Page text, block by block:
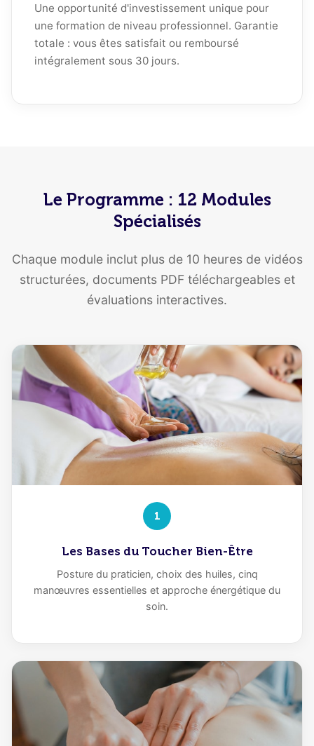
Une opportunité d'investissement unique pour
une formation de niveau professionnel. Garantie
totale : vous êtes satisfait ou remboursé
intégralement sous 30 jours.
Le Programme : 12 Modules
Spécialisés
Chaque module inclut plus de 10 heures de vidéos
structurées, documents PDF téléchargeables et
évaluations interactives.
1
Les Bases du Toucher Bien-Être
Posture du praticien, choix des huiles, cinq
manœuvres essentielles et approche énergétique du
soin.